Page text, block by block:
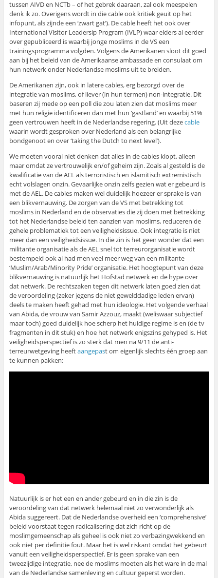
tussen AIVD en NCTb – of het gebrek daaraan, zal ook meespelen
denk ik zo. Overigens wordt in die cable ook kritiek geuit op het
infopunt, als zijnde een ‘zwart gat’). De cable heeft het ook over
International Visitor Leadersip Program (IVLP) waar elders al eerder
over gepubliceerd is waarbij jonge moslims in de VS een
trainingsprogramma volgden. Volgens de Amerikanen sloot dit goed
aan bij het beleid van de Amerikaanse ambassade en consulaat om
hun netwerk onder Nederlandse moslims uit te breiden.
De Amerikanen zijn, ook in latere cables, erg bezorgd over de
integratie van moslims, of liever (in hun termen) non-integratie. Dit
baseren zij mede op een poll die zou laten zien dat moslims meer
met hun religie identificeren dan met hun ‘gastland’ en waarbij 51%
geen vertrouwen heeft in de Nederlandse regering. (Uit dezecable
waarin wordt gesproken over Nederland als een belangrijke
bondgenoot en over ‘taking the Dutch to next level’).
We moeten vooral niet denken dat alles in de cables klopt, alleen
maar omdat ze vertrouwelijk en/of geheim zijn. Zoals al gesteld is de
kwalificatie van de AEL als terroristisch en islamitisch extremistisch
echt volslagen onzin. Gevaarlijke onzin zelfs gezien wat er gebeurd is
met de AEL. De cables maken wel duidelijk hoezeer er sprake is van
een blikvernauwing. De zorgen van de VS met betrekking tot
moslims in Nederland en de observaties die zij doen met betrekking
tot het Nederlandse beleid ten aanzien van moslims, reduceren de
gehele problematiek tot een veiligheidsissue. Ook integratie is niet
meer dan een veiligheidsissue. In die zin is het geen wonder dat een
militante organisatie als de AEL snel tot terreurorganisatie wordt
bestempeld ook al had men veel meer weg van een militante
‘Muslim/Arab/Minority Pride’ organisatie. Het hoogtepunt van deze
blikvernauwing is natuurlijk het Hofstad netwerk en de hype over
dat netwerk. De rechtszaken tegen dit netwerk laten goed zien dat
de veroordeling (zeker jegens de niet gewelddadige leden ervan)
deels te maken heeft gehad met hun ideologie. Het volgende verhaal
van Abida, de vrouw van Samir Azzouz, maakt (weliswaar subjectief
maar toch) goed duidelijk hoe scherp het huidige regime is en (de tv
fragmenten in dit stuk) en hoe het netwerk enigszins gehyped is. Het
veiligheidsperspectief is zo sterk dat men na 9/11 de anti-
terreurwetgeving heeftaangepast om eigenlijk slechts één groep aan
te kunnen pakken:
Natuurlijk is er het een en ander gebeurd en in die zin is de
veroordeling van dat netwerk helemaal niet zo verwonderlijk als
Abida suggereert. Dat de Nederlandse overheid een ‘comprehensive’
beleid voorstaat tegen radicalisering dat zich richt op de
moslimgemeenschap als geheel is ook niet zo verbazingwekkend en
ook niet per definitie fout. Maar het is wel riskant omdat het gebeurt
vanuit een veiligheidsperspectief. Er is geen sprake van een
tweezijdige integratie, nee de moslims moeten als het ware in de mal
van de Nederlandse samenleving en cultuur geperst worden.